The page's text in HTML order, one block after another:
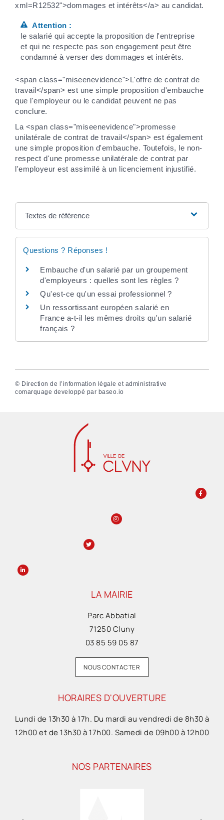
xml=R12532">dommages et intérêts</a> au candidat.
Attention :
le salarié qui accepte la proposition de l'entreprise
et qui ne respecte pas son engagement peut être
condamné à verser des dommages et intérêts.
<span class="miseenevidence">L'offre de contrat de
travail</span> est une simple proposition d'embauche
que l'employeur ou le candidat peuvent ne pas
conclure.
La <span class="miseenevidence">promesse
unilatérale de contrat de travail</span> est également
une simple proposition d'embauche. Toutefois, le non-
respect d'une promesse unilatérale de contrat par
l'employeur est assimilé à un licenciement injustifié.
Textes de référence
Questions ? Réponses !
Embauche d'un salarié par un groupement
d'employeurs : quelles sont les règles ?
Qu'est-ce qu'un essai professionnel ?
Un ressortissant européen salarié en
France a-t-il les mêmes droits qu'un salarié
français ?
© Direction de l’information légale et administrative
comarquage developpé par baseo.io
LA MAIRIE
Parc Abbatial
71250 Cluny
03 85 59 05 87
NOUS CONTACTER
HORAIRES D'OUVERTURE
Lundi de 13h30 à 17h. Du mardi au vendredi de 8h30 à
12h00 et de 13h30 à 17h00. Samedi de 09h00 à 12h00
NOS PARTENAIRES